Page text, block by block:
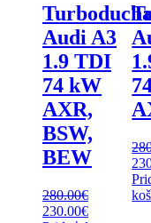
Audi A3
1.9 TDI
74 kW
AXR,
BSW,
BEW
280.00€
Original
230.00€Current